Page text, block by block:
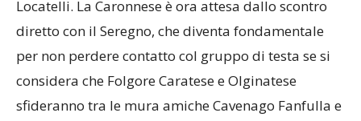
uno in meno. Per i lilla è andato in gol il classe ’99
Locatelli. La Caronnese è ora attesa dallo scontro
diretto con il Seregno, che diventa fondamentale
per non perdere contatto col gruppo di testa se si
considera che Folgore Caratese e Olginatese